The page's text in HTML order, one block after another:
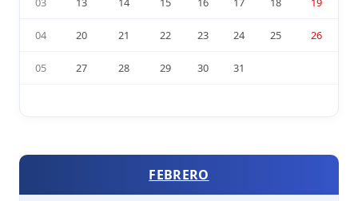
04 20 21 22 23 24 25 26
05 27 28 29 30 31
FEBRERO